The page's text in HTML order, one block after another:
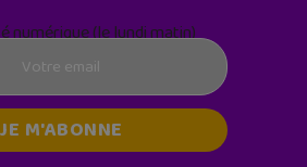
numérique (le lundi matin)